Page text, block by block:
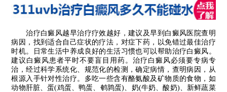
治疗白癜风越早治疗疗效越好，建议及早到白癜风医院查明
病因，找到适合自己症状的疗法，对症下药，以免错过最佳治疗
时机。日常生活中养成良好的生活习惯也可以帮助治疗白癜风。
建议白癜风患者平时不要盲目用药。治疗白癜风必须要专病专
治，经过科学系统化、规范化的检测，确定病情，查明病因，从
根源入手针对性治疗。多吃一些含有酪氨酸及矿物质的食物，如
动物肝脏、蛋(鸡蛋、鸭蛋、鹌鹑蛋)、奶(牛奶、酸奶)、新鲜蔬菜